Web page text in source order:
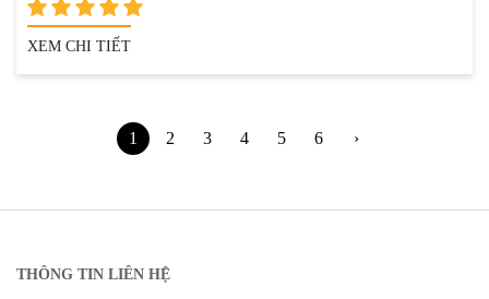
XEM CHI TIẾT
1 2 3 4 5 6 ›
THÔNG TIN LIÊN HỆ